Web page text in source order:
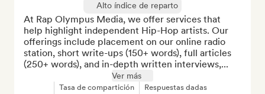
Alto índice de reparto
At Rap Olympus Media, we offer services that
help highlight independent Hip-Hop artists. Our
offerings include placement on our online radio
station, short write-ups (150+ words), full articles
(250+ words), and in-depth written interviews,...
Ver más
Tasa de compartición Respuestas dadas